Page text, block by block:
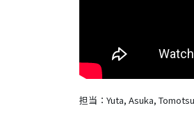
担当：Yuta, Asuka,